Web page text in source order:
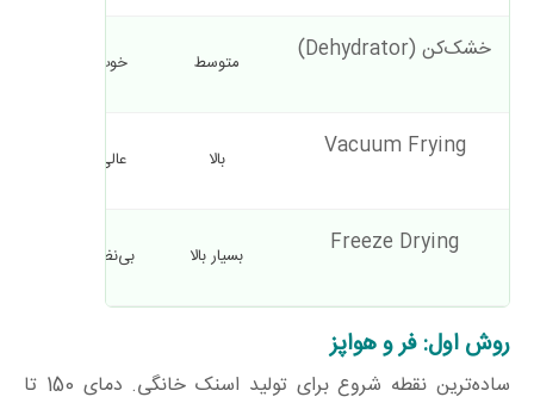
خشک‌کن (Dehydrator) متوسط خوب
Vacuum Frying بالا عالی
Freeze Drying بسیار بالا بی‌نظیر
روش اول: فر و هواپز
ساده‌ترین نقطه شروع برای تولید اسنک خانگی. دمای 150 تا